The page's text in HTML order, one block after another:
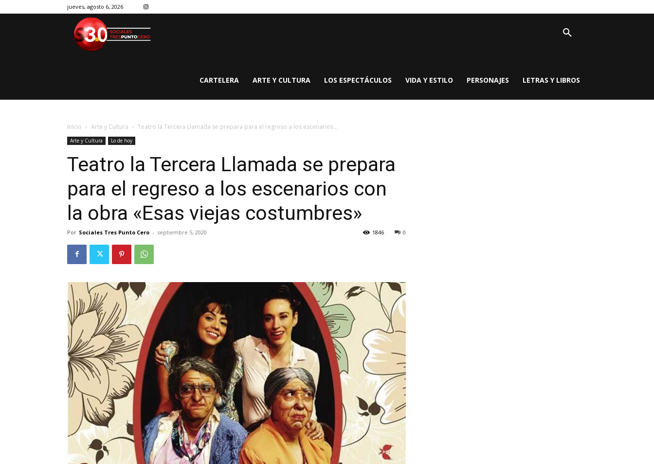
jueves, agosto 6, 2026
CARTELERA ARTE Y CULTURA LOS ESPECTÁCULOS VIDA Y ESTILO PERSONAJES LETRAS Y LIBROS
Inicio Arte y Cultura Teatro la Tercera Llamada se prepara para el regreso a los escenarios...
Arte y Cultura Lo de hoy
Teatro la Tercera Llamada se prepara
para el regreso a los escenarios con
la obra «Esas viejas costumbres»
Por Sociales Tres Punto Cero - septiembre 5, 2020 0
1846